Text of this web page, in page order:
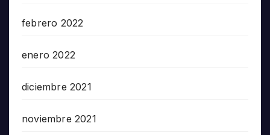
febrero 2022
enero 2022
diciembre 2021
noviembre 2021